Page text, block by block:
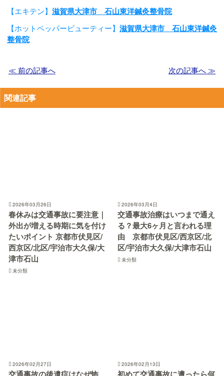
【エキテン】 滋賀県大津市 石山東洋鍼灸整骨院
【ホットペッパービューティー】 滋賀県大津市 石山東洋鍼灸
整骨院
≪ 前の記事へ 次の記事へ ≫
関連記事
2026年03月26日
春休みは交通事故に要注意｜
外出が増える時期に気を付け
たいポイント 京都市伏見区/
西京区/北区/宇治市大久保/大
津市石山
未分類
2026年03月4日
交通事故治療はいつまで通え
る？最大6ヶ月と言われる理
由 京都市伏見区/西京区/北
区/宇治市大久保/大津市石山
未分類
2026年02月27日 2026年02月13日